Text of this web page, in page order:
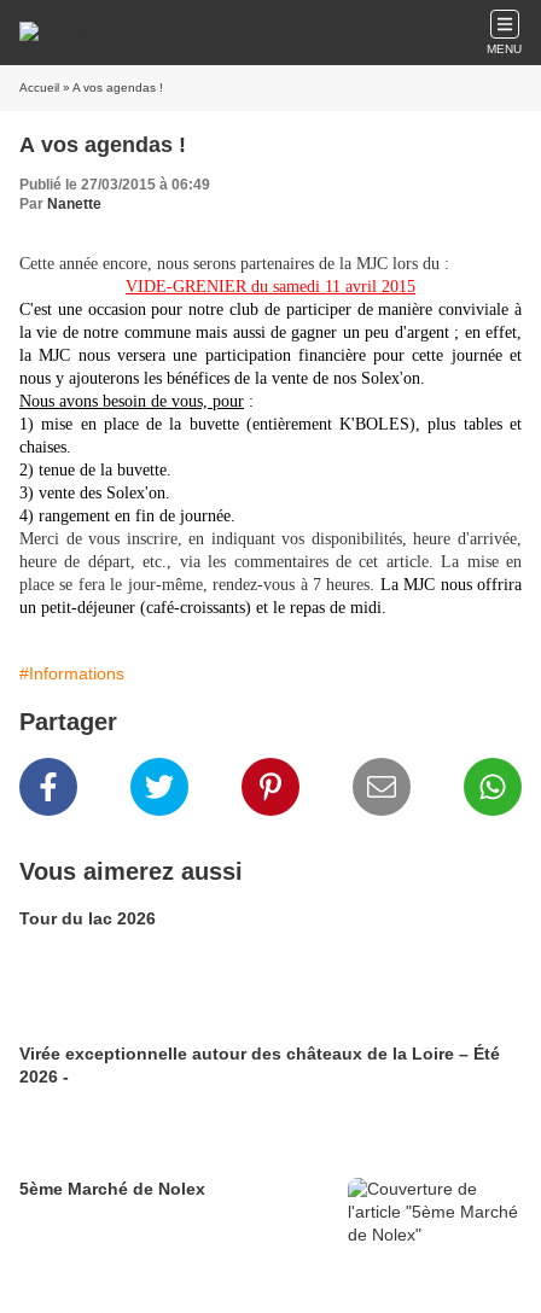
MENU
Accueil » A vos agendas !
A vos agendas !
Publié le 27/03/2015 à 06:49
Par Nanette
Cette année encore, nous serons partenaires de la MJC lors du :
VIDE-GRENIER du samedi 11 avril 2015
C'est une occasion pour notre club de participer de manière conviviale à
la vie de notre commune mais aussi de gagner un peu d'argent ; en effet,
la MJC nous versera une participation financière pour cette journée et
nous y ajouterons les bénéfices de la vente de nos Solex'on.
Nous avons besoin de vous, pour :
1) mise en place de la buvette (entièrement K'BOLES), plus tables et
chaises.
2) tenue de la buvette.
3) vente des Solex'on.
4) rangement en fin de journée.
Merci de vous inscrire, en indiquant vos disponibilités, heure d'arrivée,
heure de départ, etc., via les commentaires de cet article. La mise en
place se fera le jour-même, rendez-vous à 7 heures La MJC nous offrira
un petit-déjeuner (café-croissants) et le repas de midi.
#Informations
Partager
Vous aimerez aussi
Tour du lac 2026
Virée exceptionnelle autour des châteaux de la Loire – Été
2026 -
5ème Marché de Nolex